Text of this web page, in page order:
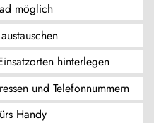
möglich
hinterlegen
und Telefonnummern
Handy